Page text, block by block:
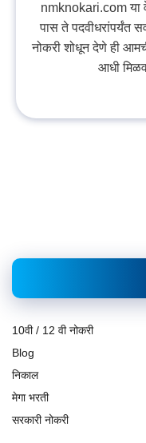
nmknokari.com या
पास ते पदवीधरांपर्यंत
नोकरी शोधून देणे ही
आधी
10वी / 12 वी नोकरी
Blog
निकाल
मेगा भरती
सरकारी नोकरी